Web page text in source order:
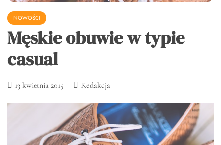
NOWOŚCI
Męskie obuwie w typie
casual
13 kwietnia 2015 Redakcja